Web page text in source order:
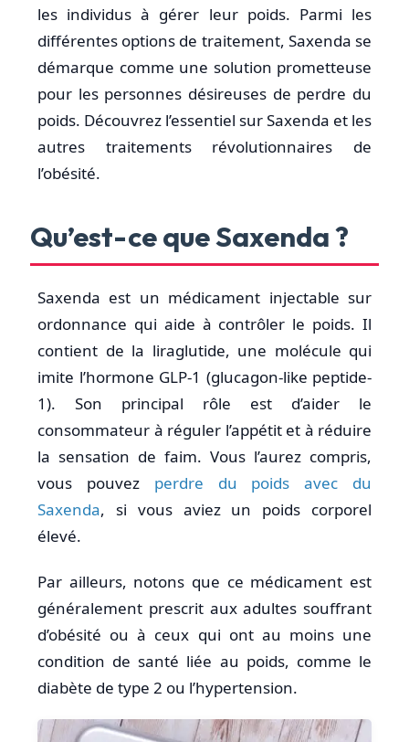
les individus à gérer leur poids. Parmi les
différentes options de traitement, Saxenda se
démarque comme une solution prometteuse
pour les personnes désireuses de perdre du
poids. Découvrez l’essentiel sur Saxenda et les
autres traitements révolutionnaires de
l’obésité.
Qu’est-ce que Saxenda ?
Saxenda est un médicament injectable sur
ordonnance qui aide à contrôler le poids. Il
contient de la liraglutide, une molécule qui
imite l’hormone GLP-1 (glucagon-like peptide-
1). Son principal rôle est d’aider le
consommateur à réguler l’appétit et à réduire
la sensation de faim. Vous l’aurez compris,
vous pouvez perdre du poids avec du
Saxenda, si vous aviez un poids corporel
élevé.
Par ailleurs, notons que ce médicament est
généralement prescrit aux adultes souffrant
d’obésité ou à ceux qui ont au moins une
condition de santé liée au poids, comme le
diabète de type 2 ou l’hypertension.